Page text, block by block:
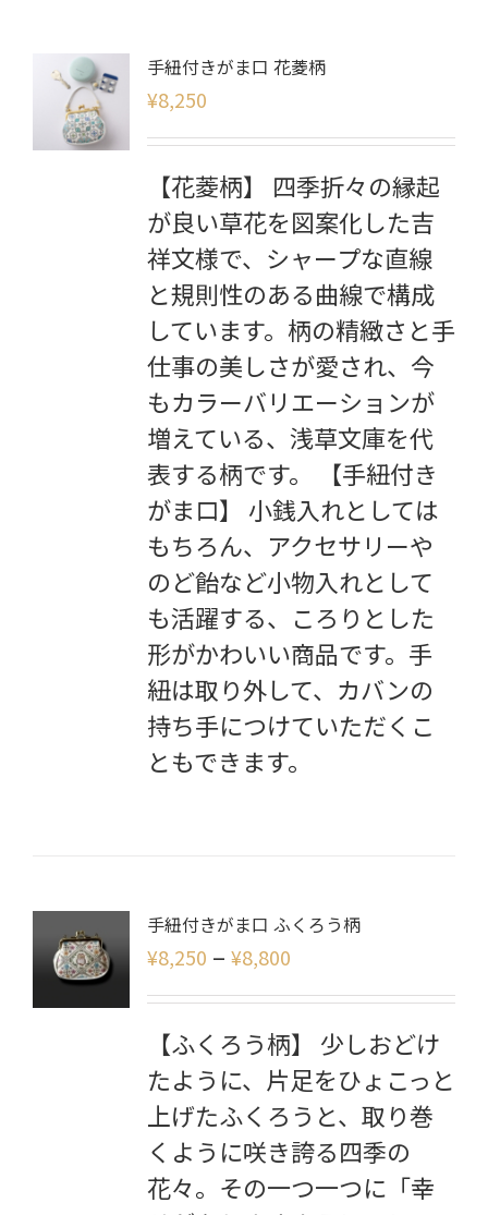
手紐付きがま口 花菱柄
¥8,250
【花菱柄】 四季折々の縁起
が良い草花を図案化した吉
祥文様で、シャープな直線
と規則性のある曲線で構成
しています。柄の精緻さと手
仕事の美しさが愛され、今
もカラーバリエーションが
増えている、浅草文庫を代
表する柄です。 【手紐付き
がま口】 小銭入れとしては
もちろん、アクセサリーや
のど飴など小物入れとして
も活躍する、ころりとした
形がかわいい商品です。手
紐は取り外して、カバンの
持ち手につけていただくこ
ともできます。
手紐付きがま口 ふくろう柄
¥8,250 – ¥8,800
【ふくろう柄】 少しおどけ
たように、片足をひょこっと
上げたふくろうと、取り巻
くように咲き誇る四季の
花々。その一つ一つに「幸